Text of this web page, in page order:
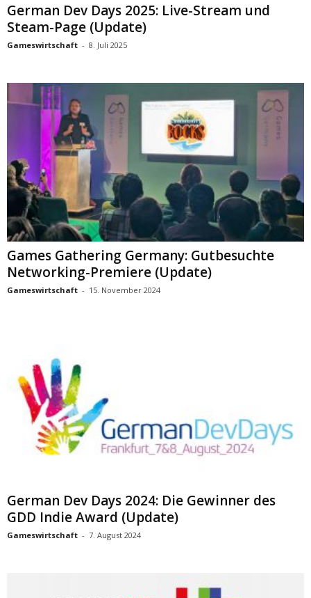
German Dev Days 2025: Live-Stream und
Steam-Page (Update)
Gameswirtschaft - 8. Juli 2025
Games Gathering Germany: Gutbesuchte
Networking-Premiere (Update)
Gameswirtschaft - 15. November 2024
German Dev Days 2024: Die Gewinner des
GDD Indie Award (Update)
Gameswirtschaft - 7. August 2024